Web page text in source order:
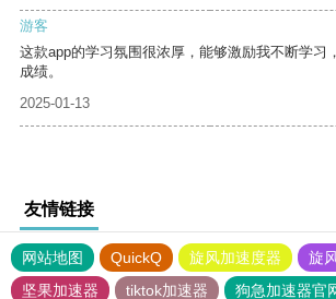
游客
这款app的学习氛围很浓厚，能够激励我不断学习
成绩。
2025-01-13
友情链接
网站地图 QuickQ 旋风加速度器
旋
坚果加速器
tiktok加速器
狗急加速器官